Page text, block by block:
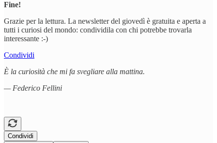
Fine!
Grazie per la lettura. La newsletter del giovedì è gratuita e aperta a
tutti i curiosi del mondo: condividila con chi potrebbe trovarla
interessante :-)
Condividi
È la curiosità che mi fa svegliare alla mattina.
— Federico Fellini
Condividi